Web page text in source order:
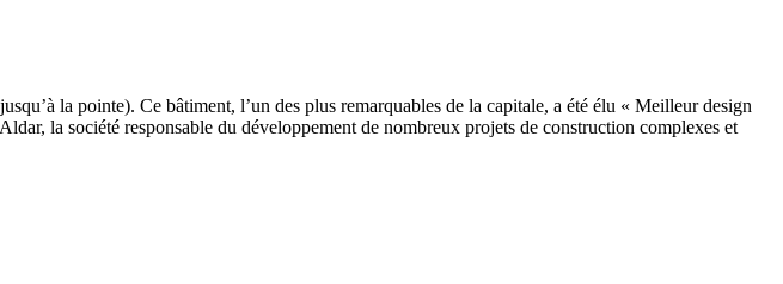
la pointe). Ce bâtiment, l’un des plus remarquables de la capitale, a été élu « Meilleur design
la société responsable du développement de nombreux projets de construction complexes et